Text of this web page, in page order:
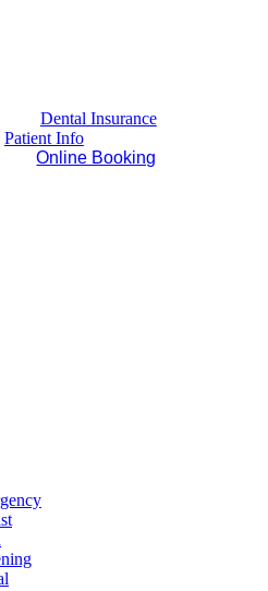
Dental Insurance
Patient Info
Online Booking